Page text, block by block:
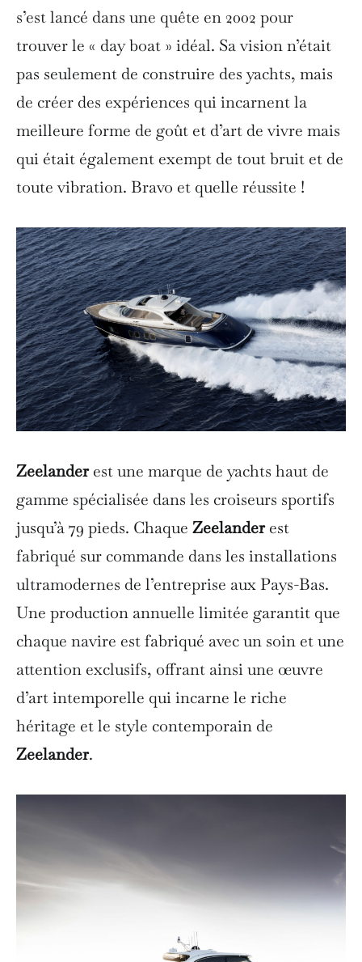
s’est lancé dans une quête en 2002 pour
trouver le « day boat » idéal. Sa vision n’était
pas seulement de construire des yachts, mais
de créer des expériences qui incarnent la
meilleure forme de goût et d’art de vivre mais
qui était également exempt de tout bruit et de
toute vibration. Bravo et quelle réussite !
Zeelanderest une marque de yachts haut de
gamme spécialisée dans les croiseurs sportifs
jusqu’à 79 pieds. Chaque Zeelanderest
fabriqué sur commande dans les installations
ultramodernes de l’entreprise aux Pays-Bas.
Une production annuelle limitée garantit que
chaque navire est fabriqué avec un soin et une
attention exclusifs, offrant ainsi une œuvre
d’art intemporelle qui incarne le riche
héritage et le style contemporain de
Zeelander.